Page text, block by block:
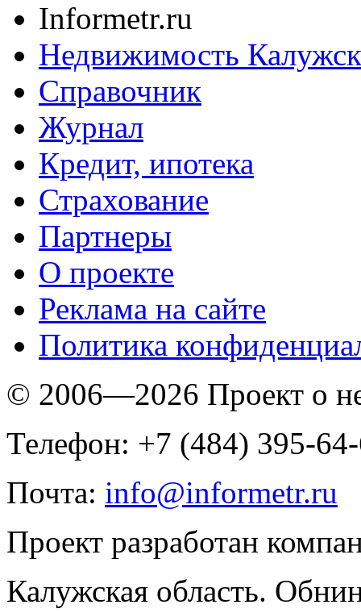
Informetr.ru
Недвижимость
Справочник
Журнал
Кредит, ипотека
Страхование
Партнеры
O проекте
Реклама на сайте
Политика
© 2006—2026 Проект о
Телефон: +7 (484) 395-
Почта: info@informetr.ru
Проект разработан
Калужская область.